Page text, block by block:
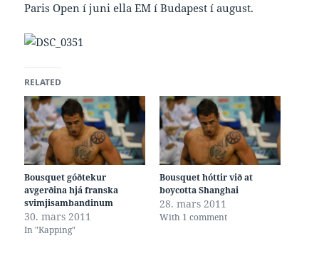
Paris Open í juni ella EM í Budapest í august.
RELATED
Bousquet góðtekur
avgerðina hjá franska
svimjisambandinum
30. mars 2011
In "Kapping"
Bousquet hóttir við at
boycotta Shanghai
28. mars 2011
With 1 comment